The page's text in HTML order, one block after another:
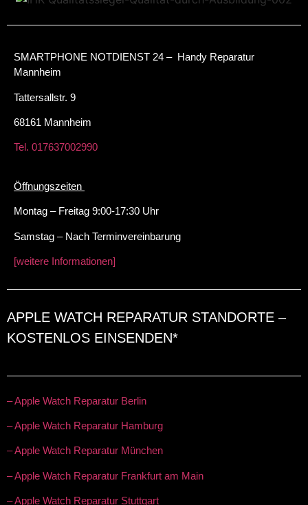
SMARTPHONE NOTDIENST 24 – Handy Reparatur
Mannheim
Tattersallstr. 9
68161 Mannheim
Tel. 017637002990
Öffnungszeiten
Montag – Freitag 9:00-17:30 Uhr
Samstag – Nach Terminvereinbarung
[weitere Informationen]
APPLE WATCH REPARATUR STANDORTE –
KOSTENLOS EINSENDEN*
– Apple Watch Reparatur Berlin
– Apple Watch Reparatur Hamburg
– Apple Watch Reparatur München
– Apple Watch Reparatur Frankfurt am Main
– Apple Watch Reparatur Stuttgart